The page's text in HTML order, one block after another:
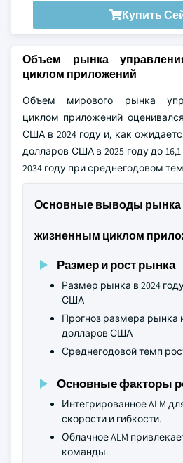
Купить
Объем рынка
циклом приложений
Объем мирового рынка
циклом приложений
США в 2024 году и, как
долларов США в 2025 году до
2034 году при среднегодовом
Основные выводы рынка
жизненным циклом
Размер и рост рынка
Размер рынка в 2024
США
Прогноз размера рынка
долларов США
Среднегодовой темп
Основные факторы
Интегрированное ALM
скорости и гибкости.
Облачное ALM
команды.